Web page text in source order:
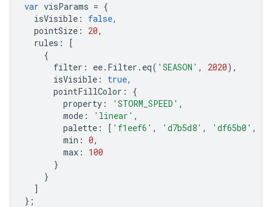
var visParams = {
isVisible : false,
pointSize : 20,
rules :
[
{
filter : ee. Filter . eq( 'SEASON' , 2020),
isVisible : true,
pointFillColor :
{
property : 'STORM_SPEED' ,
mode : 'linear' ,
palette : [ 'f1eef6' , 'd7b5d8' , 'df65b0' ,
min : 0,
max :
100
}
}
]
};